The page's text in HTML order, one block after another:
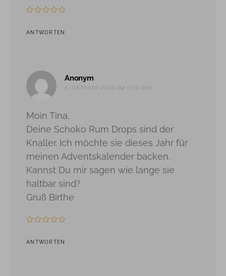
ANTWORTEN
Anonym
5. OKTOBER 2024 UM 9:19 UHR
Moin Tina,
Deine Schoko Rum Drops sind der
Knaller. Ich möchte sie dieses Jahr für
meinen Adventskalender backen.
Kannst Du mir sagen wie lange sie
haltbar sind?
Gruß Birthe
ANTWORTEN